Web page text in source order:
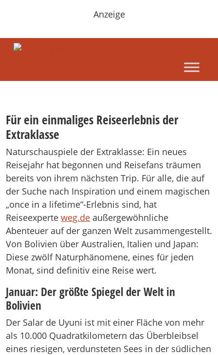
Anzeige
Für ein einmaliges Reiseerlebnis der
Extraklasse
Naturschauspiele der Extraklasse: Ein neues
Reisejahr hat begonnen und Reisefans träumen
bereits von ihrem nächsten Trip. Für alle, die auf
der Suche nach Inspiration und einem magischen
„once in a lifetime“-Erlebnis sind, hat
Reiseexperte weg.de außergewöhnliche
Abenteuer auf der ganzen Welt zusammengestellt.
Von Bolivien über Australien, Italien und Japan:
Diese zwölf Naturphänomene, eines für jeden
Monat, sind definitiv eine Reise wert.
Januar: Der größte Spiegel der Welt in
Bolivien
Der Salar de Uyuni ist mit einer Fläche von mehr
als 10.000 Quadratkilometern das Überbleibsel
eines riesigen, verdunsteten Sees in der südlichen